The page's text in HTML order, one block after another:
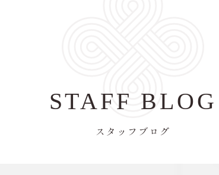
STAFF BLOG
スタッフブログ